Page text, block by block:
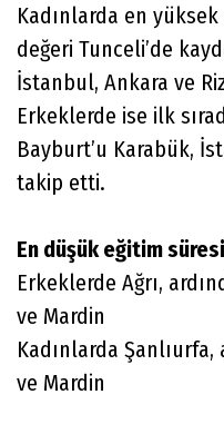
Kadınlarda en
değeri Tunceli’de
İstanbul, Ankara ve
Erkeklerde ise ilk
Bayburt’u Karabük,
takip etti.
En düşük eğitim
Erkeklerde Ağrı,
ve Mardin
Kadınlarda Şanlıurfa,
ve Mardin